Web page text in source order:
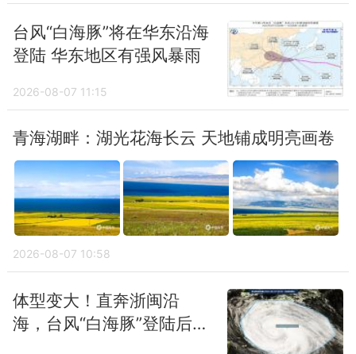
台风“白海豚”将在华东沿海
登陆 华东地区有强风暴雨
2026-08-07 11:15
青海湖畔：湖光花海长云 天地铺成明亮画卷
2026-08-07 10:58
体型变大！直奔浙闽沿
海，台风“白海豚”登陆后有